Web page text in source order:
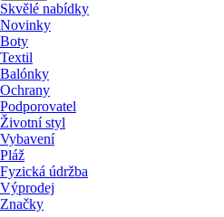
Skvělé nabídky
Novinky
Boty
Textil
Balónky
Ochrany
Podporovatel
Životní styl
Vybavení
Pláž
Fyzická údržba
Výprodej
Značky